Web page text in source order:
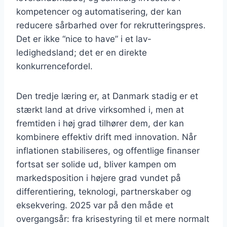
kompetencer og automatisering, der kan
reducere sårbarhed over for rekrutteringspres.
Det er ikke “nice to have” i et lav-
ledighedsland; det er en direkte
konkurrencefordel.
Den tredje læring er, at Danmark stadig er et
stærkt land at drive virksomhed i, men at
fremtiden i høj grad tilhører dem, der kan
kombinere effektiv drift med innovation. Når
inflationen stabiliseres, og offentlige finanser
fortsat ser solide ud, bliver kampen om
markedsposition i højere grad vundet på
differentiering, teknologi, partnerskaber og
eksekvering. 2025 var på den måde et
overgangsår: fra krisestyring til et mere normalt